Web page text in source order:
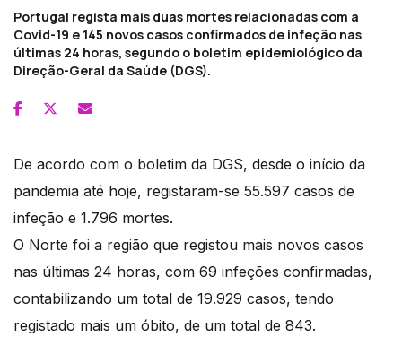
Portugal regista mais duas mortes relacionadas com a
Covid-19 e 145 novos casos confirmados de infeção nas
últimas 24 horas, segundo o boletim epidemiológico da
Direção-Geral da Saúde (DGS).
De acordo com o boletim da DGS, desde o início da
pandemia até hoje, registaram-se 55.597 casos de
infeção e 1.796 mortes.
O Norte foi a região que registou mais novos casos
nas últimas 24 horas, com 69 infeções confirmadas,
contabilizando um total de 19.929 casos, tendo
registado mais um óbito, de um total de 843.